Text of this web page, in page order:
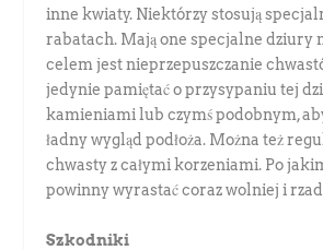
inne kwiaty. Niektórzy stosują
rabatach. Mają one specjalne dziury
celem jest nieprzepuszczanie
jedynie pamiętać o przysypaniu tej
kamieniami lub czymś podobnym,
ładny wygląd podłoża. Można też
chwasty z całymi korzeniami. Po
powinny wyrastać coraz wolniej i
Szkodniki